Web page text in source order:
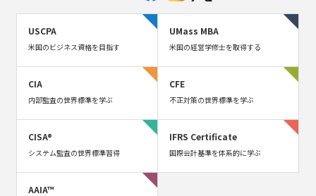
USCPA
米国のビジネス資格を目指す
UMass MBA
米国の経営学修士を取得する
CIA
内部監査の世界標準を学ぶ
CFE
不正対策の世界標準を学ぶ
CISA®
システム監査の世界標準習得
IFRS Certificate
国際会計基準を体系的に学ぶ
AAIA™